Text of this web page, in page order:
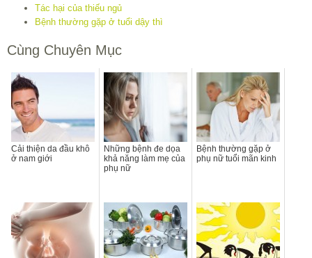
Tác hại của thiếu ngủ
Bệnh thường gặp ở tuổi dậy thì
Cùng Chuyên Mục
Cải thiện da đầu khô
ở nam giới
Những bệnh đe dọa
khả năng làm mẹ của
phụ nữ
Bệnh thường gặp ở
phụ nữ tuổi mãn kinh